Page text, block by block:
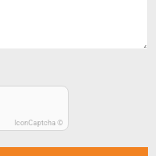
IconCaptcha ©